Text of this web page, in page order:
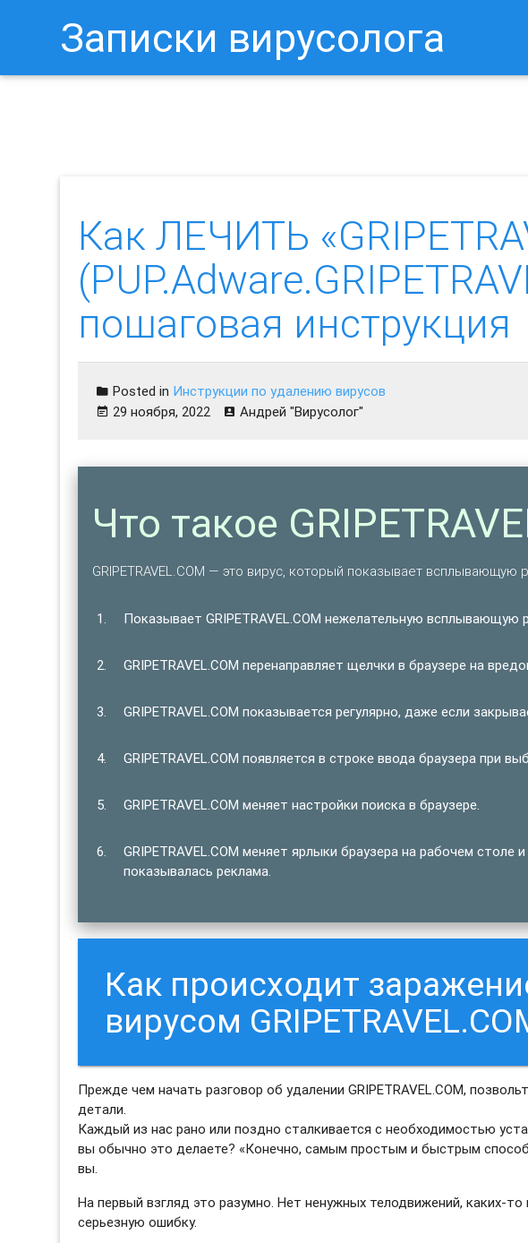
Записки вирусолога
Как ЛЕЧИТЬ
пошаговая инструкция
Posted in Инструкции по удалению вирусов
29 ноября, 2022
Андрей "Вирусолог"
Что такое
GRIPETRAVEL.COM — это вирус, который показывает всплывающую
Показывает GRIPETRAVEL.COM нежелательную всплывающую
GRIPETRAVEL.COM перенаправляет щелчки в браузере на
GRIPETRAVEL.COM показывается регулярно, даже если
GRIPETRAVEL.COM появляется в строке ввода браузера при
GRIPETRAVEL.COM меняет настройки поиска в браузере.
GRIPETRAVEL.COM меняет ярлыки браузера на рабочем
показывалась реклама.
Как происходит
вирусом
Прежде чем начать разговор об удалении GRIPETRAVEL.COM,
детали.
Каждый из нас рано или поздно сталкивается с необходимостью
вы обычно это делаете? «Конечно, самым простым и быстрым
вы.
На первый взгляд это разумно. Нет ненужных телодвижений, каких-
серьезную ошибку.